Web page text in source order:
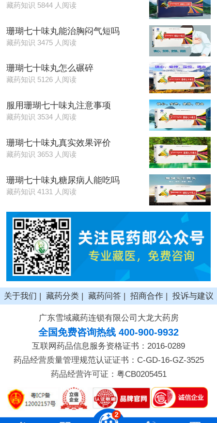
藏药知识 5844 人阅读
珊瑚七十味丸能治胸闷气短吗
藏药知识 3475 人阅读
珊瑚七十味丸怎么碾碎
藏药知识 5126 人阅读
服用珊瑚七十味丸注意事项
藏药知识 3534 人阅读
珊瑚七十味丸真实效果评价
藏药知识 3653 人阅读
珊瑚七十味丸糖尿病人能吃吗
藏药知识 4131 人阅读
关于我们 | 藏药分类| 藏药问答| 招商合作| 投诉与建议
广东雪域藏药连锁有限公司大龙大药房
全国免费咨询热线 400-900-9932
互联网药品信息服务资格证书：2016-0289
药品经营质量管理规范认证证书：C-GD-16-GZ-3525
药品经营许可证：粤CB0205451